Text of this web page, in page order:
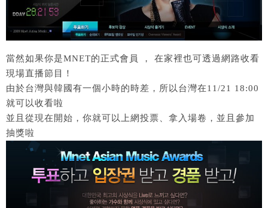
當然如果你是MNET的正式會員 ， 在家裡也可透過網路收看
現場直播節目！
由於台灣與韓國有一個小時的時差，所以台灣在11/21 18:00
就可以收看啦
並且從現在開始，你就可以上網投票、拿入場卷，並且參加
抽獎啦